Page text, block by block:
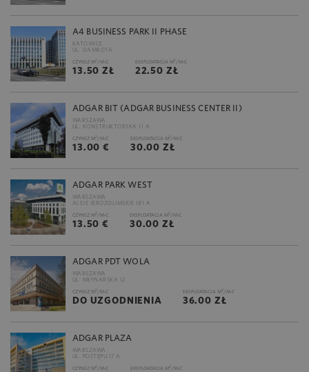
A4 BUSINESS PARK II PHASE
KATOWICE
UL. DAMROTA
CZYNSZ M2 /M-C
13.50 ZŁ
EKSPLOATACJA M2 /M-C
22.50 ZŁ
ADGAR BIT (ADGAR BUSINESS CENTER II)
WARSZAWA
UL. KONSTRUKTORSKA 11 A
CZYNSZ M2 /M-C
13.00 €
EKSPLOATACJA M2 /M-C
30.00 ZŁ
ADGAR PARK WEST
WARSZAWA
ALEJE JEROZOLIMSKIE 181 A
CZYNSZ M2 /M-C
13.50 €
EKSPLOATACJA M2 /M-C
30.00 ZŁ
ADGAR PDT WOLA
WARSZAWA
UL. MŁYNARSKA 12
CZYNSZ M2 /M-C
DO UZGODNIENIA
EKSPLOATACJA M2 /M-C
36.00 ZŁ
ADGAR PLAZA
WARSZAWA
UL. POSTĘPU 17 A
CZYNSZ M2 /M-C EKSPLOATACJA M2 /M-C